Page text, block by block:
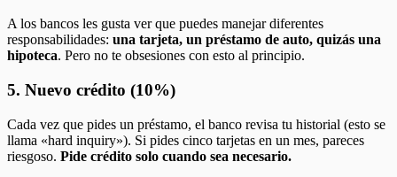
A los bancos les gusta ver que puedes manejar diferentes
responsabilidades: una tarjeta, un préstamo de auto, quizás una
hipoteca. Pero no te obsesiones con esto al principio.
5. Nuevo crédito (10%)
Cada vez que pides un préstamo, el banco revisa tu historial (esto se
llama «hard inquiry»). Si pides cinco tarjetas en un mes, pareces
riesgoso. Pide crédito solo cuando sea necesario.